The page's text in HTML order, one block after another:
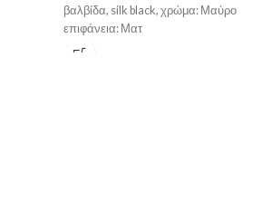
βαλβίδα, silk black, χρώμα: Μαύρο
επιφάνεια: Ματ